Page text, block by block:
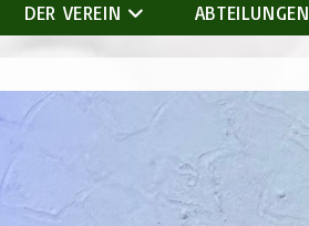
DER VEREIN ABTEILUNGEN